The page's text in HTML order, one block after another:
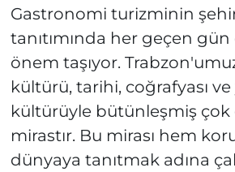
Gastronomi turizminin
tanıtımında her geçen
önem taşıyor.
kültürü, tarihi, coğrafyası
kültürüyle bütünleşmiş çok
mirastır. Bu mirası hem
dünyaya tanıtmak adına